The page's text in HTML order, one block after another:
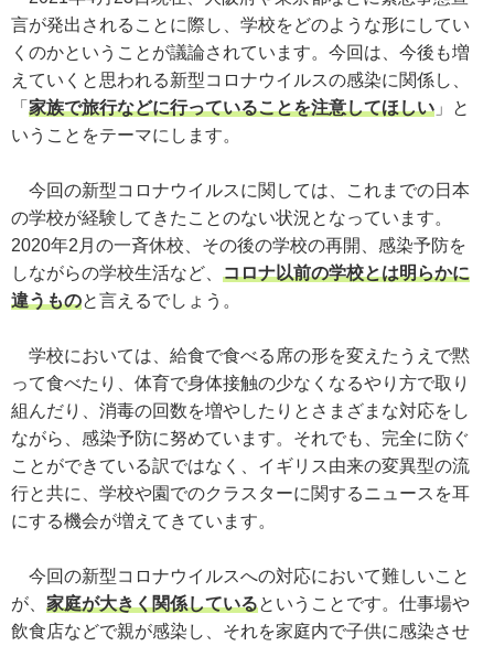
言が発出されることに際し、学校をどのような形にしてい
くのかということが議論されています。今回は、今後も増
えていくと思われる新型コロナウイルスの感染に関係し、
「 家族で旅行などに行っていることを注意してほしい 」と
いうことをテーマにします。
今回の新型コロナウイルスに関しては、これまでの日本
の学校が経験してきたことのない状況となっています。
2020年2月の一斉休校、その後の学校の再開、感染予防を
しながらの学校生活など、 コロナ以前の学校とは明らかに
違うものと言えるでしょう。
学校においては、給食で食べる席の形を変えたうえで黙
って食べたり、体育で身体接触の少なくなるやり方で取り
組んだり、消毒の回数を増やしたりとさまざまな対応をし
ながら、感染予防に努めています。それでも、完全に防ぐ
ことができている訳ではなく、イギリス由来の変異型の流
行と共に、学校や園でのクラスターに関するニュースを耳
にする機会が増えてきています。
今回の新型コロナウイルスへの対応において難しいこと
が、 家庭が大きく関係しているということです。仕事場や
飲食店などで親が感染し、それを家庭内で子供に感染させ